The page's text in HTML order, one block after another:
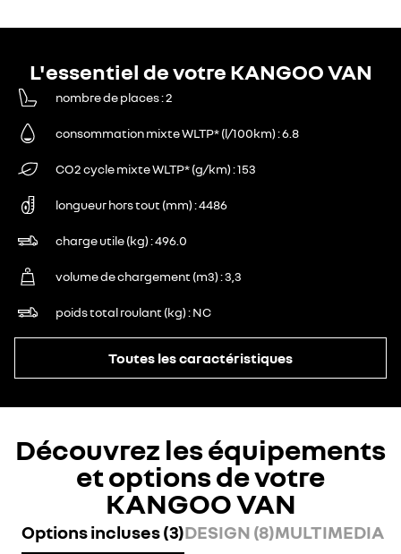
L'essentiel de votre KANGOO VAN
nombre de places 2
consommation mixte WLTP* (l/100km) 6.8
CO2 cycle mixte WLTP* (g/km) 153
longueur hors tout (mm) 4486
charge utile (kg) 496.0
volume de chargement (m3) 3,3
poids total roulant (kg) NC
Toutes les caractéristiques
Découvrez les équipements
et options de votre
KANGOO VAN
Options incluses (3)DESIGN (8)MULTIMEDIA